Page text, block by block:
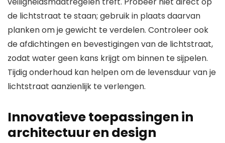
de lichtstraat te staan; gebruik in plaats daarvan
planken om je gewicht te verdelen. Controleer ook
de afdichtingen en bevestigingen van de lichtstraat,
zodat water geen kans krijgt om binnen te sijpelen.
Tijdig onderhoud kan helpen om de levensduur van je
lichtstraat aanzienlijk te verlengen.
Innovatieve toepassingen in
architectuur en design